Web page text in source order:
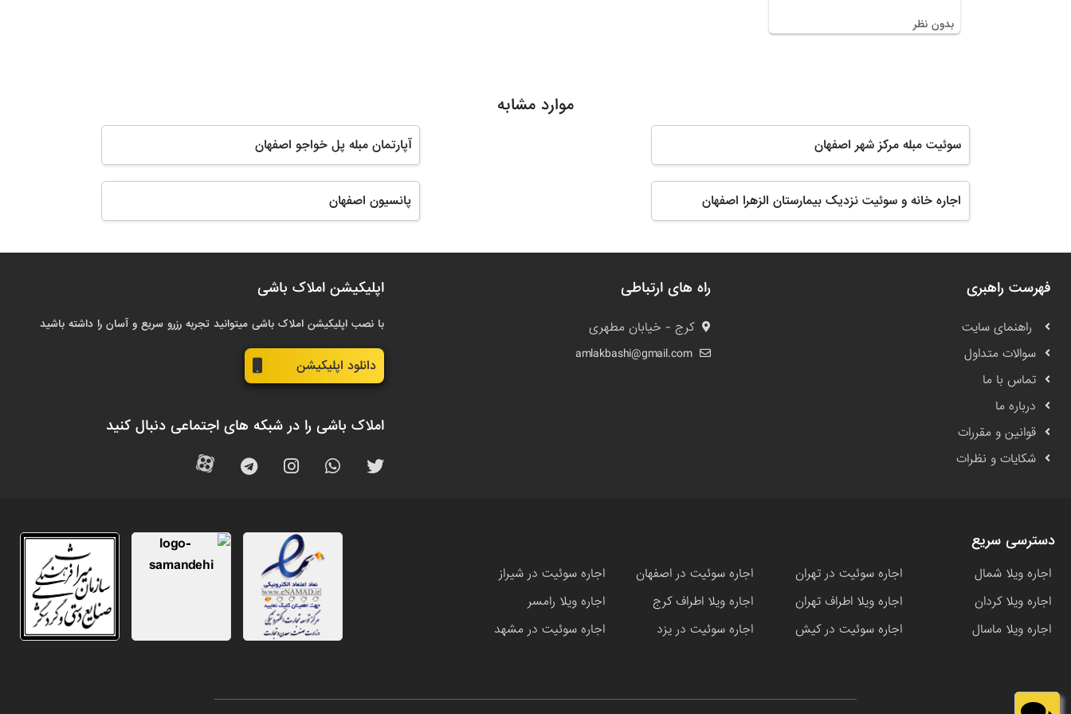
بدون نظر
موارد مشابه
سوئیت مبله مرکز شهر اصفهان آپارتمان مبله پل خواجو اصفهان
اجاره خانه و سوئیت نزدیک بیمارستان الزهرا اصفهان پانسیون اصفهان
فهرست راهبری
راهنمای سایت
سوالات متداول
تماس با ما
درباره ما
قوانین و مقررات
شکایات و نظرات
راه های ارتباطی
کرج - خیابان مطهری
amlakbashi@gmail.com
اپلیکیشن املاک باشی
با نصب اپلیکیشن املاک باشی میتوانید تجربه رزرو سریع و آسان را داشته باشید
دانلود اپلیکیشن
املاک باشی را در شبکه های اجتماعی دنبال کنید
دسترسی سریع
اجاره ویلا شمال اجاره سوئیت در تهران اجاره سوئیت در اصفهان
اجاره سوئیت در شیراز
اجاره ویلا کردان
اجاره ویلا اطراف تهران اجاره ویلا اطراف کرج
اجاره ویلا رامسر
اجاره ویلا ماسال
اجاره سوئیت در کیش اجاره سوئیت در یزد اجاره سوئیت در مشهد